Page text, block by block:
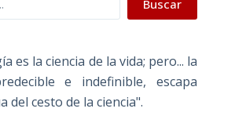
Buscar
es la ciencia de la vida; pero... la
e indefinible, escapa
del cesto de la ciencia".